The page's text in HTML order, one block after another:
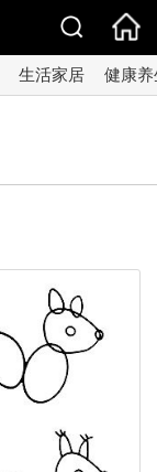
生活家居 健康养